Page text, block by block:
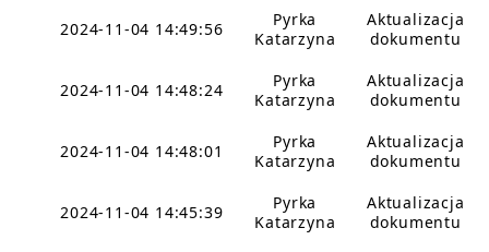
2024-11-04 14:49:56
Pyrka
Katarzyna
Aktualizacja
dokumentu
2024-11-04 14:48:24
Pyrka
Katarzyna
Aktualizacja
dokumentu
2024-11-04 14:48:01
Pyrka
Katarzyna
Aktualizacja
dokumentu
2024-11-04 14:45:39
Pyrka
Katarzyna
Aktualizacja
dokumentu